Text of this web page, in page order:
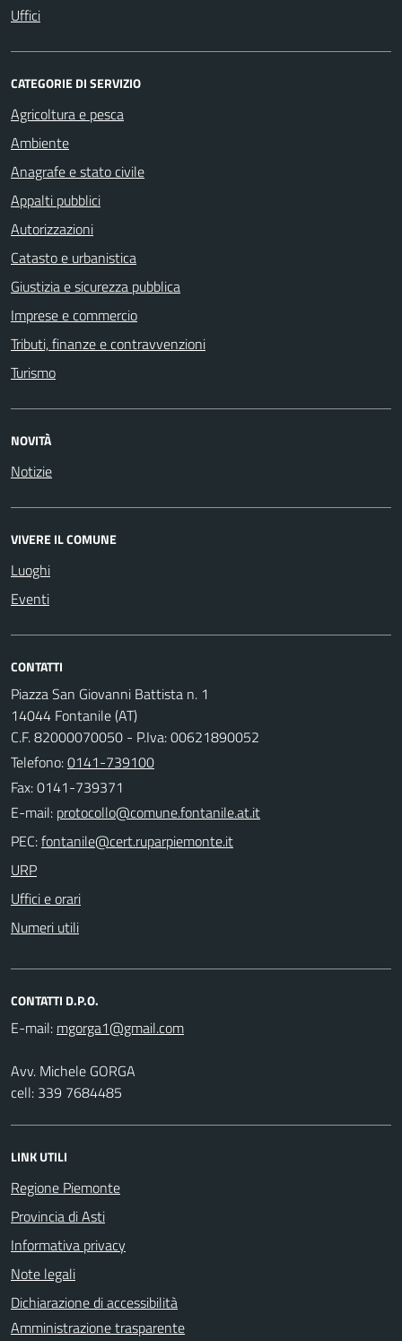
Uffici
CATEGORIE DI SERVIZIO
Agricoltura e pesca
Ambiente
Anagrafe e stato civile
Appalti pubblici
Autorizzazioni
Catasto e urbanistica
Giustizia e sicurezza pubblica
Imprese e commercio
Tributi, finanze e contravvenzioni
Turismo
NOVITÀ
Notizie
VIVERE IL COMUNE
Luoghi
Eventi
CONTATTI
Piazza San Giovanni Battista n. 1
14044 Fontanile (AT)
C.F. 82000070050 - P.Iva: 00621890052
Telefono:0141-739100
Fax: 0141-739371
E-mail:
PEC:
URP
Uffici e orari
Numeri utili
CONTATTI D.P.O.
E-mail:
Avv. Michele GORGA
cell: 339 7684485
LINK UTILI
Regione Piemonte
Provincia di Asti
Informativa privacy
Note legali
Dichiarazione di accessibilità
Amministrazione trasparente